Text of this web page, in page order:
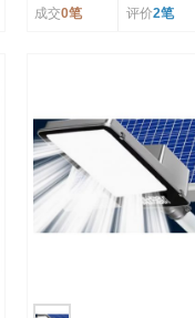
成交0笔 评价2笔